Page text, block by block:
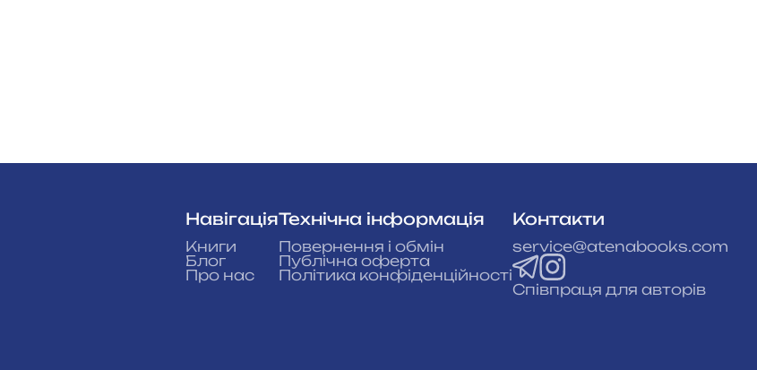
Навігація
Книги
Блог
Про нас
Технічна інформація
Повернення і обмін
Публічна оферта
Політика конфіденційності
Контакти
service@atenabooks.com
Співпраця для авторів